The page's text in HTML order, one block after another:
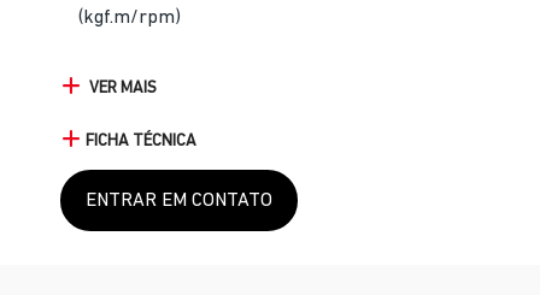
(kgf.m/rpm)
VER MAIS
FICHA TÉCNICA
ENTRAR EM CONTATO